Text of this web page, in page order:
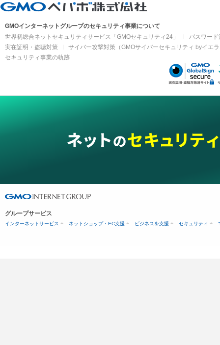
GMOインターネットグループのセキュリティ事業について
世界初総合ネットセキュリティサービス「GMOセキュリティ24」
パスワード
実在証明・盗聴対策
サイバー攻撃対策（GMOサイバーセキュリティ byイエ
セキュリティ事業の軌跡
グループサービス
インターネットサービス ネットショップ・EC支援 ビジネスを支援 セキュリティ